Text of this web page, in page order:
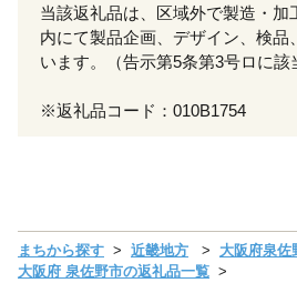
当該返礼品は、区域外で製造・加
内にて製品企画、デザイン、検品
います。（告示第5条第3号ロに該
※返礼品コード：010B1754
まちから探す 近畿地方
大阪府泉佐
大阪府 泉佐野市の返礼品一覧